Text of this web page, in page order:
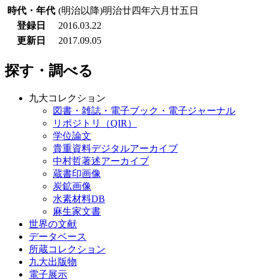
時代・年代 (明治以降)明治廿四年六月廿五日
登録日
2016.03.22
更新日
2017.09.05
探す・調べる
九大コレクション
図書・雑誌・電子ブック・電子ジャーナル
リポジトリ（QIR）
学位論文
貴重資料デジタルアーカイブ
中村哲著述アーカイブ
蔵書印画像
炭鉱画像
水素材料DB
麻生家文書
世界の文献
データベース
所蔵コレクション
九大出版物
電子展示